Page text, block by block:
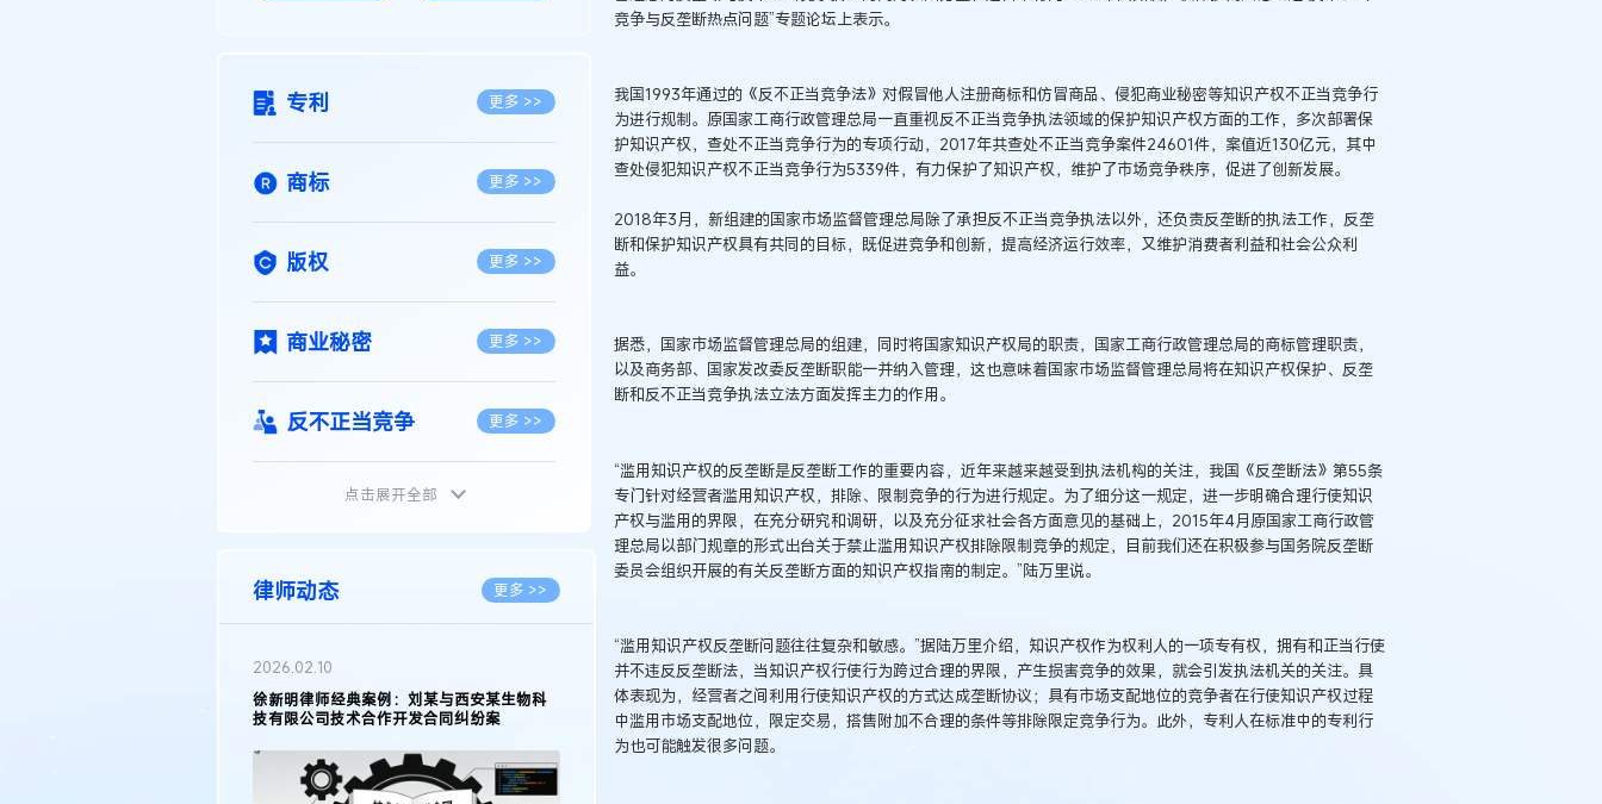
专利 更多 >>
商标 更多 >>
版权 更多 >>
商业秘密 更多 >>
反不正当竞争 更多 >>
植物新品种
地理标志 更多 >>
集成电路布图设计
点击展开全部
律师动态 更多 >>
2026.05.11
徐新明律师接受《天津日报》采访：解读
2025年度天津市专利行政保护案例
2026.03.09
著名知识产权律师徐新明接受《中国经营
报》采访：技术革新下知识产权保护面临新
挑战与应对策略
2026.02.10
徐新明律师经典案例：刘某与西安某生物科
技有限公司技术合作开发合同纠纷案
竞争与反垄断热点问题”专题论坛上表示。
我国1993年通过的《反不正当竞争法》对假冒他人注册商标和仿冒商品、侵犯商业秘密等知识产权不正当竞争行
为进行规制。原国家工商行政管理总局一直重视反不正当竞争执法领域的保护知识产权方面的工作，多次部署保
护知识产权，查处不正当竞争行为的专项行动，2017年共查处不正当竞争案件24601件，案值近130亿元，其中
查处侵犯知识产权不正当竞争行为5339件，有力保护了知识产权，维护了市场竞争秩序，促进了创新发展。
2018年3月，新组建的国家市场监督管理总局除了承担反不正当竞争执法以外，还负责反垄断的执法工作，反垄
断和保护知识产权具有共同的目标，既促进竞争和创新，提高经济运行效率，又维护消费者利益和社会公众利
益。
据悉，国家市场监督管理总局的组建，同时将国家知识产权局的职责，国家工商行政管理总局的商标管理职责，
以及商务部、国家发改委反垄断职能一并纳入管理，这也意味着国家市场监督管理总局将在知识产权保护、反垄
断和反不正当竞争执法立法方面发挥主力的作用。
“滥用知识产权的反垄断是反垄断工作的重要内容，近年来越来越受到执法机构的关注，我国《反垄断法》第55条
专门针对经营者滥用知识产权，排除、限制竞争的行为进行规定。为了细分这一规定，进一步明确合理行使知识
产权与滥用的界限，在充分研究和调研，以及充分征求社会各方面意见的基础上，2015年4月原国家工商行政管
理总局以部门规章的形式出台关于禁止滥用知识产权排除限制竞争的规定，目前我们还在积极参与国务院反垄断
委员会组织开展的有关反垄断方面的知识产权指南的制定。”陆万里说。
“滥用知识产权反垄断问题往往复杂和敏感。”据陆万里介绍，知识产权作为权利人的一项专有权，拥有和正当行使
并不违反反垄断法，当知识产权行使行为跨过合理的界限，产生损害竞争的效果，就会引发执法机关的关注。具
体表现为，经营者之间利用行使知识产权的方式达成垄断协议；具有市场支配地位的竞争者在行使知识产权过程
中滥用市场支配地位，限定交易，搭售附加不合理的条件等排除限定竞争行为。此外，专利人在标准中的专利行
为也可能触发很多问题。